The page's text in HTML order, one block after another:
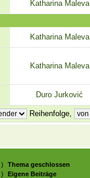
Katharina Maleva
Katharina Maleva
Katharina Maleva
Duro Jurković
Reihenfolge,
)
Thema geschlossen
) Eigene Beiträge